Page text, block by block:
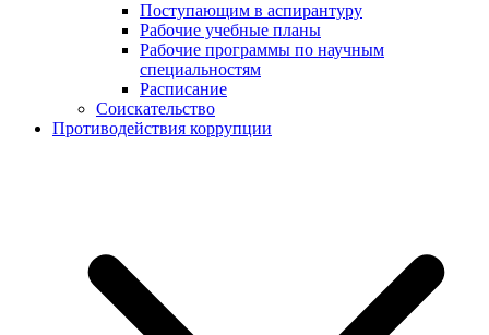
Поступающим в аспирантуру
Рабочие учебные планы
Рабочие программы по научным
специальностям
Расписание
Соискательство
Противодействия коррупции